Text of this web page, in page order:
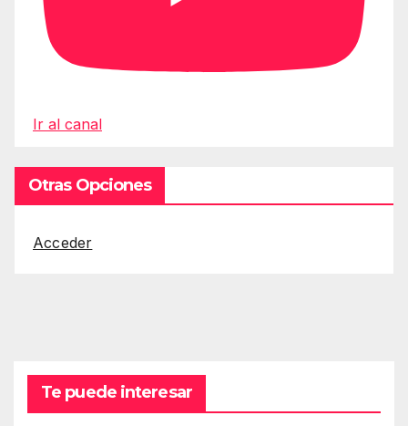
Ir al canal
Otras Opciones
Acceder
Te puede interesar